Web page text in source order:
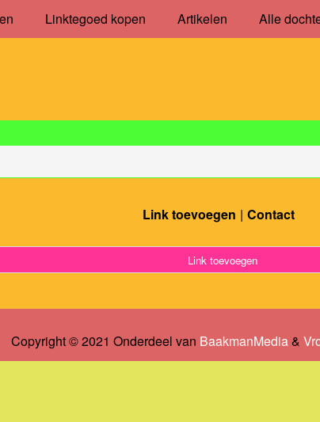
Linktegoed kopen Artikelen Alle
Link toevoegen Contact
Link toevoegen
Copyright © 2021 Onderdeel van BaakmanMedia&